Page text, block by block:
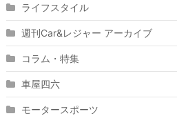
ライフスタイル
週刊Car&レジャー アーカイブ
コラム・特集
車屋四六
モータースポーツ